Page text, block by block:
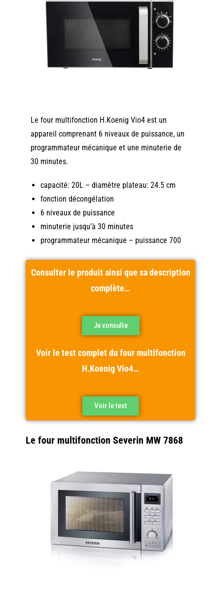
Le four multifonction H.Koenig Vio4 est un
appareil comprenant 6 niveaux de puissance, un
programmateur mécanique et une minuterie de
30 minutes.
capacité: 20L – diamètre plateau: 24.5 cm
fonction décongélation
6 niveaux de puissance
minuterie jusqu’à 30 minutes
programmateur mécanique – puissance 700
Consulter le produit ainsi que sa description
complète…
Je consulte
Voir le test complet du four multifonction
H.Koenig Vio4…
Voir le test
Le four multifonction Severin MW 7868